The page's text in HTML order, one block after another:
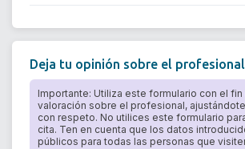
Deja tu opinión sobre el profesional
Importante: Utiliza este formulario con el fin
valoración sobre el profesional,
con respeto. No utilices este formulario
cita. Ten en cuenta que los datos
públicos para todas las personas que